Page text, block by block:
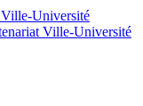
Ville-Université
Ville-Université